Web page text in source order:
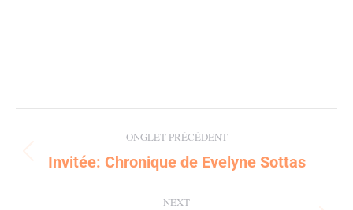
navigation
ONGLET PRÉCÉDENT
Previous
Invitée: Chronique de Evelyne Sottas
NEXT